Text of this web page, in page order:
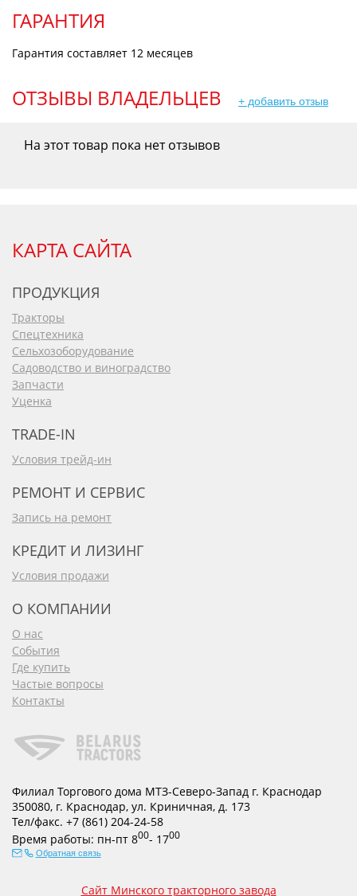
ГАРАНТИЯ
Гарантия составляет 12 месяцев
ОТЗЫВЫ ВЛАДЕЛЬЦЕВ + добавить отзыв
На этот товар пока нет отзывов
КАРТА САЙТА
ПРОДУКЦИЯ
Тракторы
Спецтехника
Сельхозоборудование
Садоводство и виноградство
Запчасти
Уценка
TRADE-IN
Условия трейд-ин
РЕМОНТ И СЕРВИС
Запись на ремонт
КРЕДИТ И ЛИЗИНГ
Условия продажи
О КОМПАНИИ
О нас
События
Где купить
Частые вопросы
Контакты
Филиал Торгового дома МТЗ-Северо-Запад г. Краснодар
350080, г. Краснодар, ул. Криничная, д. 173
Тел/факс. +7 (861) 204-24-58
Время работы: пн-пт 800- 1700
Обратная связь
Сайт Минского тракторного завода